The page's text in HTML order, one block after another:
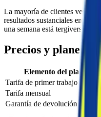
La mayoría de clientes ven
resultados sustanciales en3–6
una semana está
Precios y planes
Elemento del plan
Tarifa de primer trabajo (inicio)
Tarifa mensual
Garantía de devolución